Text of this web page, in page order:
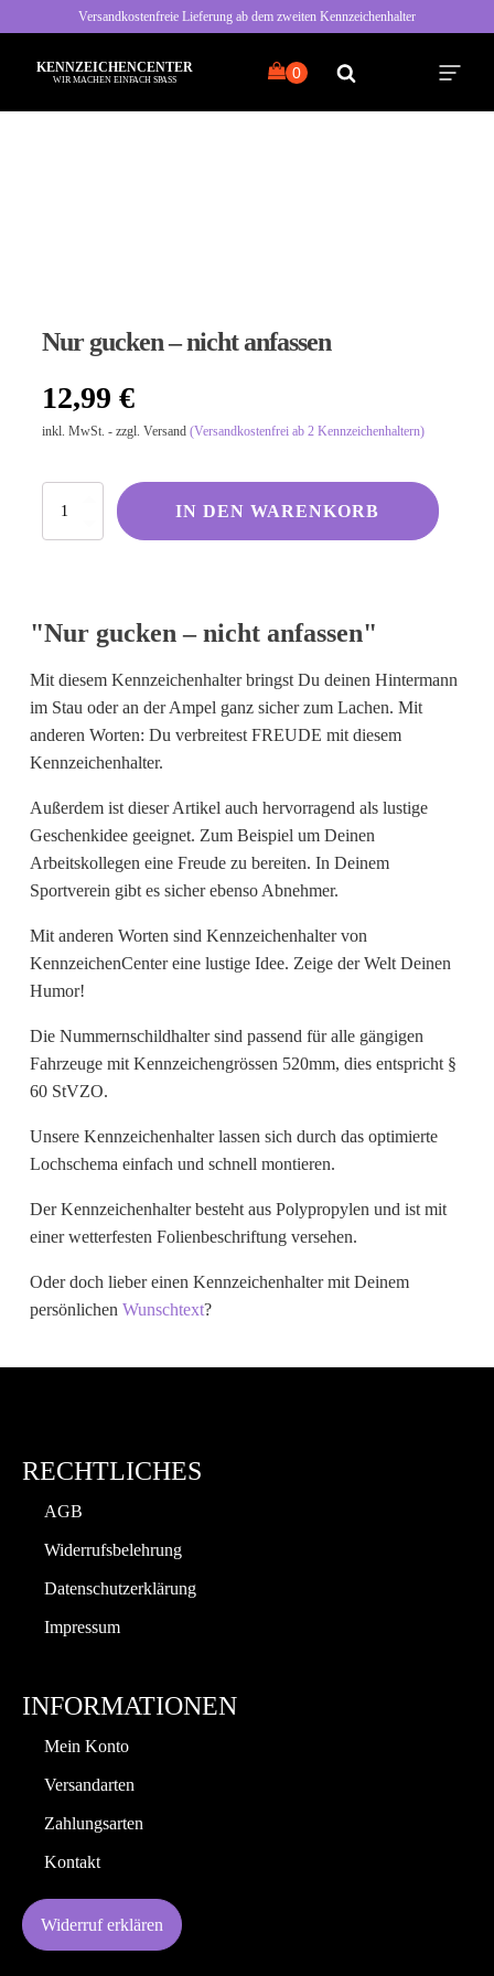
Versandkostenfreie Lieferung ab dem zweiten Kennzeichenhalter
KENNZEICHENCENTER
WIR MACHEN EINFACH SPASS
Freche Sprüche
Nette Sprüche
Kölsche Sprüche
Hessisch gebabbelt
Englisch
I Love...
Ich komme aus und bin...
Fußball
Fliegerwelt
Nur gucken – nicht anfassen
12,99 €
inkl. MwSt. - zzgl. Versand (Versandkostenfrei ab 2 Kennzeichenhaltern)
–
IN DEN WARENKORB
"Nur gucken – nicht anfassen"
Mit diesem Kennzeichenhalter bringst Du deinen Hintermann
im Stau oder an der Ampel ganz sicher zum Lachen. Mit
anderen Worten: Du verbreitest FREUDE mit diesem
Kennzeichenhalter.
Außerdem ist dieser Artikel auch hervorragend als lustige
Geschenkidee geeignet. Zum Beispiel um Deinen
Arbeitskollegen eine Freude zu bereiten. In Deinem
Sportverein gibt es sicher ebenso Abnehmer.
Mit anderen Worten sind Kennzeichenhalter von
KennzeichenCenter eine lustige Idee. Zeige der Welt Deinen
Humor!
Die Nummernschildhalter sind passend für alle gängigen
Fahrzeuge mit Kennzeichengrössen 520mm, dies entspricht §
60 StVZO.
Unsere Kennzeichenhalter lassen sich durch das optimierte
Lochschema einfach und schnell montieren.
Der Kennzeichenhalter besteht aus Polypropylen und ist mit
einer wetterfesten Folienbeschriftung versehen.
Oder doch lieber einen Kennzeichenhalter mit Deinem
persönlichen Wunschtext?
RECHTLICHES
AGB
Widerrufsbelehrung
Datenschutzerklärung
Impressum
INFORMATIONEN
Mein Konto
Versandarten
Zahlungsarten
Kontakt
Widerruf erklären